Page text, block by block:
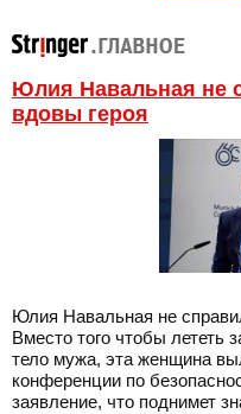
Юлия Навальная не
вдовы героя
Юлия Навальная не
Вместо того чтобы лететь
тело мужа, эта женщина
конференции по
заявление, что поднимет